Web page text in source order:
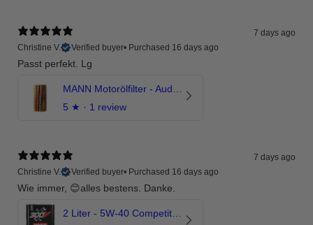
7 days ago
Christine V.
Verified buyer• Purchased 16 days ago
Passt perfekt. Lg
5 ★ · 1 review
7 days ago
Christine V.
Verified buyer• Purchased 16 days ago
Wie immer, 😊alles bestens. Danke.